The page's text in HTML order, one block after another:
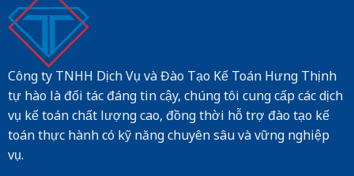
Công ty TNHH Dịch Vụ và Đào Tạo Kế Toán Hưng Thịnh
tự hào là đối tác đáng tin cậy, chúng tôi cung cấp các dịch
vụ kế toán chất lượng cao, đồng thời hỗ trợ đào tạo kế
toán thực hành có kỹ năng chuyên sâu và vững nghiệp
vụ.